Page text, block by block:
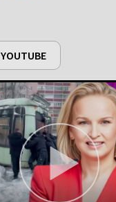
YOUTUBE